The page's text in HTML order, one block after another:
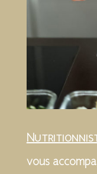
vous